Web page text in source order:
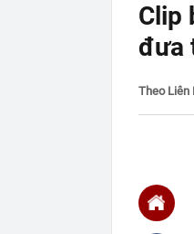
Clip
đưa
Theo Liên